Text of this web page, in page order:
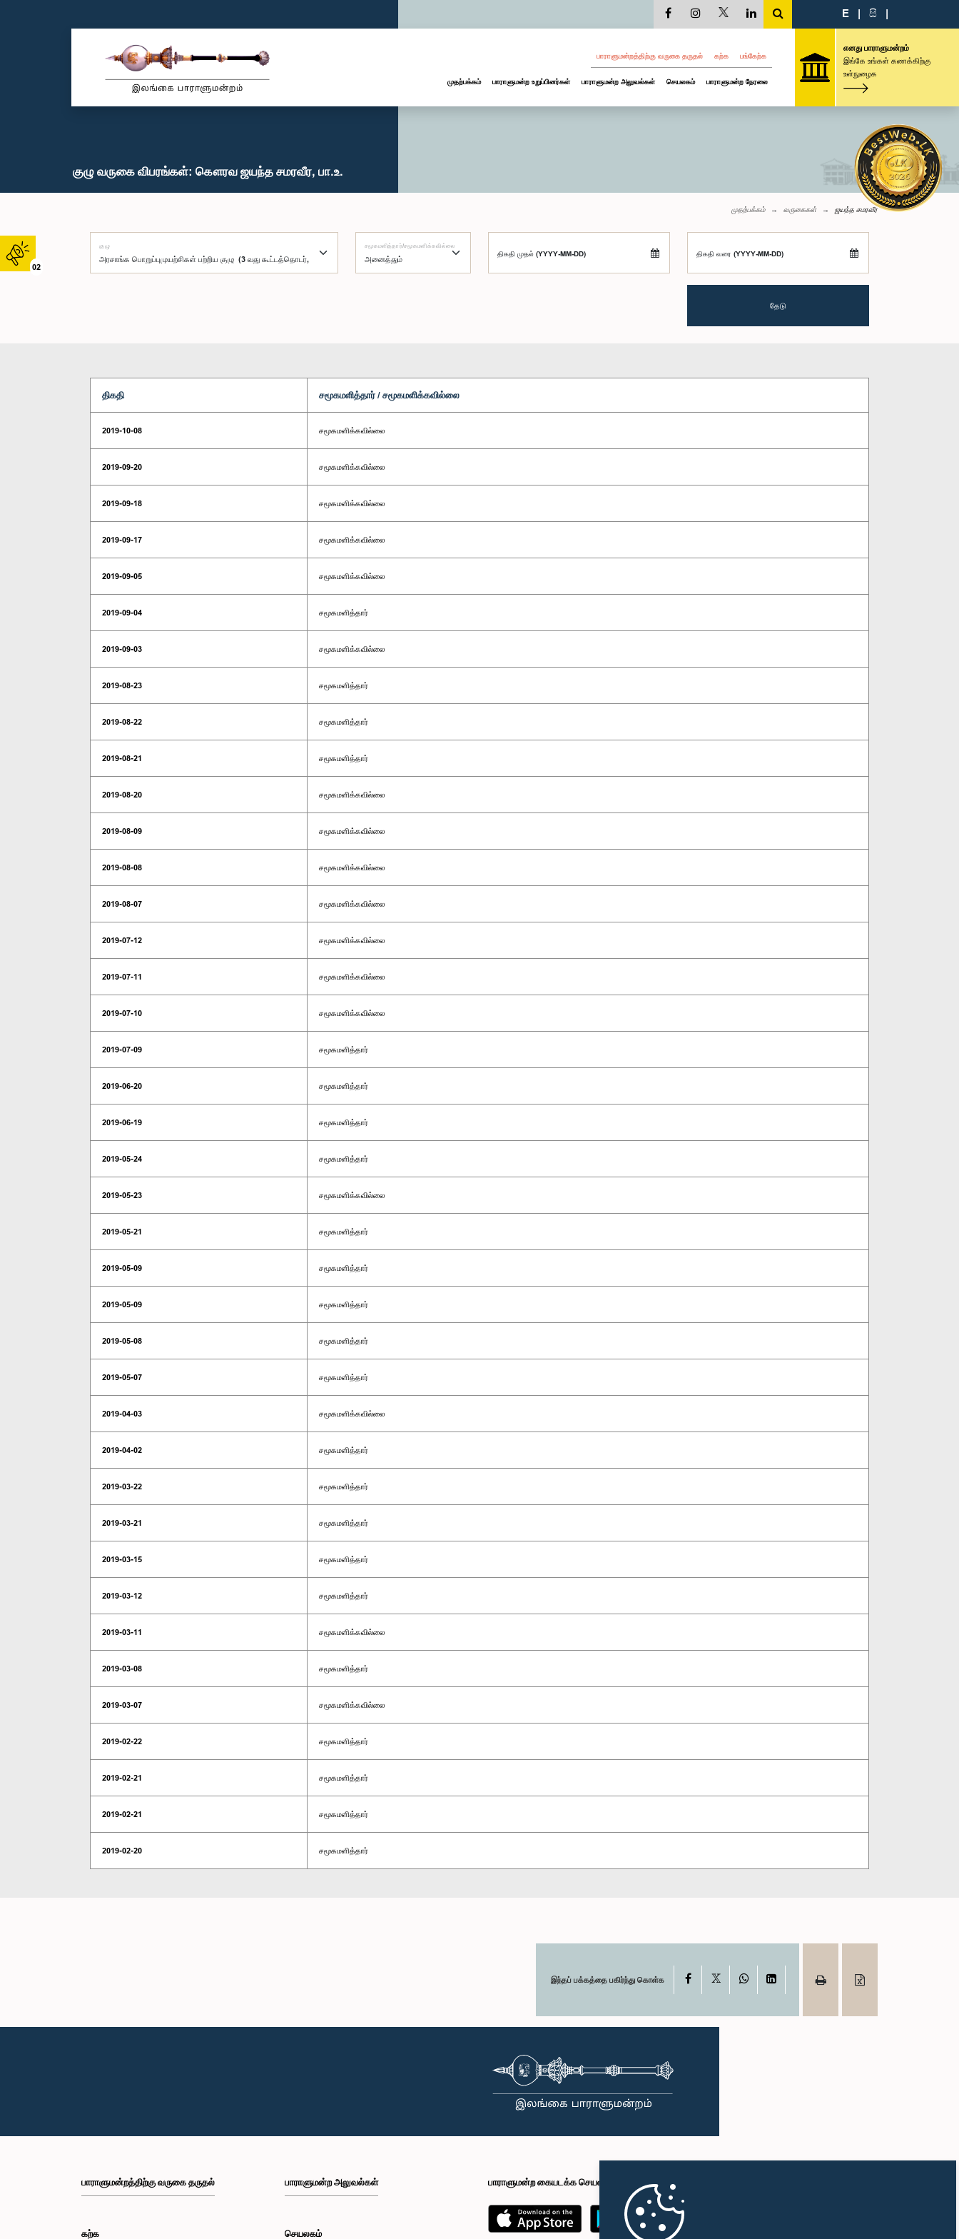
02
E | සි |
பாராளுமன்றத்திற்கு வருகை தருதல் கற்க பங்கேற்க
முதற்பக்கம் பாராளுமன்ற உறுப்பினர்கள் பாராளுமன்ற அலுவல்கள் செயலகம் பாராளுமன்ற நேரலை
எனது பாராளுமன்றம்
இங்கே உங்கள் கணக்கிற்கு
உள்நுழைக
குழு வருகை விபரங்கள்: கௌரவ ஜயந்த சமரவீர, பா.உ.
முதற்பக்கம் வருகைகள் ஜயந்த சமரவீர
குழு சமூகமளித்தார்/சமூகமளிக்கவில்லை
திகதி முதல் (YYYY-MM-DD) திகதி வரை (YYYY-MM-DD)
தேடு
திகதி சமூகமளித்தார் / சமூகமளிக்கவில்லை
2019-10-08 சமூகமளிக்கவில்லை
2019-09-20 சமூகமளிக்கவில்லை
2019-09-18 சமூகமளிக்கவில்லை
2019-09-17 சமூகமளிக்கவில்லை
2019-09-05 சமூகமளிக்கவில்லை
2019-09-04 சமூகமளித்தார்
2019-09-03 சமூகமளிக்கவில்லை
2019-08-23 சமூகமளித்தார்
2019-08-22 சமூகமளித்தார்
2019-08-21 சமூகமளித்தார்
2019-08-20 சமூகமளிக்கவில்லை
2019-08-09 சமூகமளிக்கவில்லை
2019-08-08 சமூகமளிக்கவில்லை
2019-08-07 சமூகமளிக்கவில்லை
2019-07-12 சமூகமளிக்கவில்லை
2019-07-11 சமூகமளிக்கவில்லை
2019-07-10 சமூகமளிக்கவில்லை
2019-07-09 சமூகமளித்தார்
2019-06-20 சமூகமளித்தார்
2019-06-19 சமூகமளித்தார்
2019-05-24 சமூகமளித்தார்
2019-05-23 சமூகமளிக்கவில்லை
2019-05-21 சமூகமளித்தார்
2019-05-09 சமூகமளித்தார்
2019-05-09 சமூகமளித்தார்
2019-05-08 சமூகமளித்தார்
2019-05-07 சமூகமளித்தார்
2019-04-03 சமூகமளிக்கவில்லை
2019-04-02 சமூகமளித்தார்
2019-03-22 சமூகமளித்தார்
2019-03-21 சமூகமளித்தார்
2019-03-15 சமூகமளித்தார்
2019-03-12 சமூகமளித்தார்
2019-03-11 சமூகமளிக்கவில்லை
2019-03-08 சமூகமளித்தார்
2019-03-07 சமூகமளிக்கவில்லை
2019-02-22 சமூகமளித்தார்
2019-02-21 சமூகமளித்தார்
2019-02-21 சமூகமளித்தார்
2019-02-20 சமூகமளித்தார்
இந்தப் பக்கத்தை பகிர்ந்து கொள்க Facebook WhatsAppLinkedIn
பாராளுமன்றத்திற்கு வருகை தருதல்
கற்க
பாராளுமன்ற அலுவல்கள்
செயலகம்
பாராளுமன்ற கையடக்க செயலி